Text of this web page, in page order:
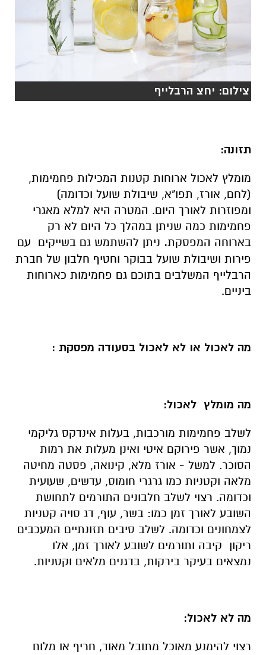
צילום: יחצ הרבלייף
תזונה:
מומלץ לאכול ארוחות קטנות המכילות פחמימות,
(לחם, אורז, תפו"א, שיבולת שועל וכדומה)
ומפוזרות לאורך היום. המטרה היא למלא מאגרי
פחמימות כמה שניתן במהלך כל היום לא רק
בארוחה המפסקת. ניתן להשתמש גם בשייקים עם
פירות ושיבולת שועל בבוקר וחטיף חלבון של חברת
הרבלייף המשלבים בתוכם גם פחמימות כארוחות
ביניים.
מה לאכול או לא לאכול בסעודה מפסקת :
מה מומלץ לאכול:
לשלב פחמימות מורכבות, בעלות אינדקס גליקמי
נמוך, אשר פירוקם איטי ואינן מעלות את רמות
הסוכר. למשל - אורז מלא, קינואה, פסטה מחיטה
מלאה וקטניות כמו גרגרי חומוס, עדשים, שעועית
וכדומה. רצוי לשלב חלבונים התורמים לתחושת
השובע לאורך זמן כמו: בשר, עוף, דג סויה קטניות
לצמחונים וכדומה. לשלב סיבים תזונתיים המעכבים
ריקון קיבה ותורמים לשובע לאורך זמן, אלו
נמצאים בעיקר בירקות, בדגנים מלאים וקטניות.
מה לא לאכול:
רצוי להימנע מאוכל מתובל מאוד, חריף או מלוח